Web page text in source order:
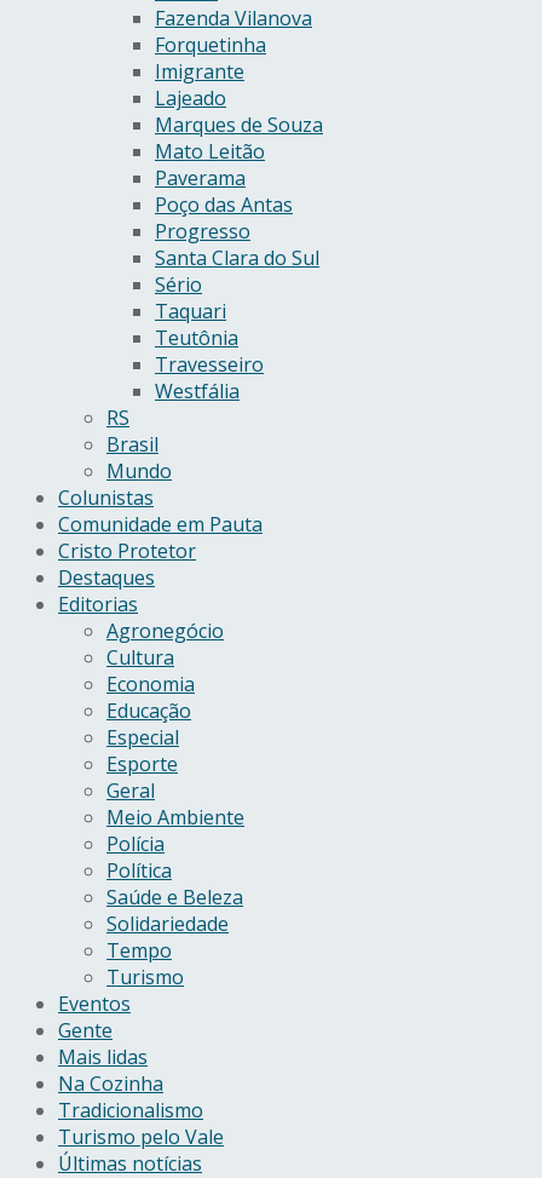
Fazenda Vilanova
Forquetinha
Imigrante
Lajeado
Marques de Souza
Mato Leitão
Paverama
Poço das Antas
Progresso
Santa Clara do Sul
Sério
Taquari
Teutônia
Travesseiro
Westfália
RS
Brasil
Mundo
Colunistas
Comunidade em Pauta
Cristo Protetor
Destaques
Editorias
Agronegócio
Cultura
Economia
Educação
Especial
Esporte
Geral
Meio Ambiente
Polícia
Política
Saúde e Beleza
Solidariedade
Tempo
Turismo
Eventos
Gente
Mais lidas
Na Cozinha
Tradicionalismo
Turismo pelo Vale
Últimas notícias